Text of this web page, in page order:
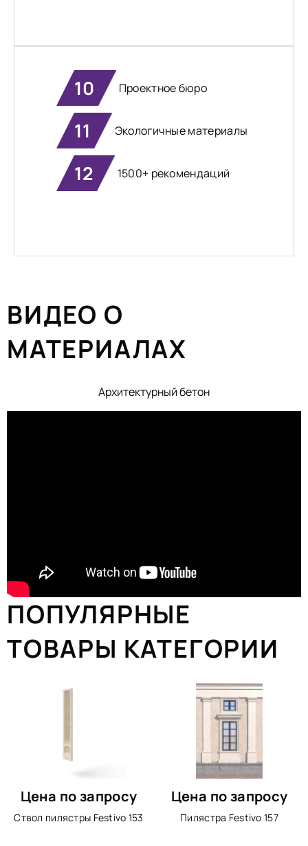
10 Проектное бюро
11 Экологичные материалы
12 1500+ рекомендаций
ВИДЕО О
МАТЕРИАЛАХ
Архитектурный бетон
ПОПУЛЯРНЫЕ
ТОВАРЫ КАТЕГОРИИ
Цена по запросу
Ствол пилястры Festivo 153
Цена по запросу
Пилястра Festivo 157